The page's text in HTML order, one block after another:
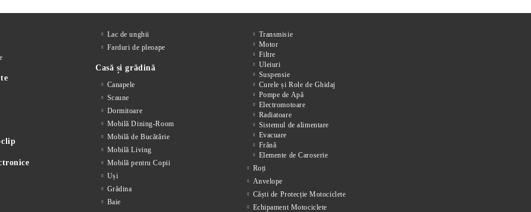
Lac de unghii
Farduri de pleoape
Casă și grădină
Canapele
Scaune
Dormitoare
Mobilă Dining-Room
Mobilă de Bucătărie
Mobilă Living
Mobilă pentru Copii
Uși
Grădina
Baie
Transmisie
Motor
Filtre
Uleiuri
Suspensie
Curele și Role de Ghidaj
Pompe de Apă
Electromotoare
Radiatoare
Sistemul de alimentare
Evacuare
Frână
Elemente de Caroserie
Roți
Anvelope
Căști de Protecție Motociclete
Echipament Motociclete